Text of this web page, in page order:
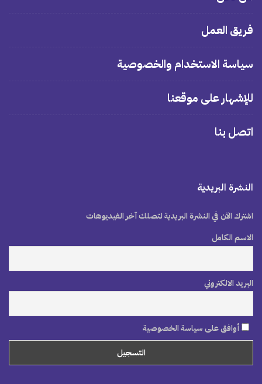
فريق العمل
سياسة الاستخدام والخصوصية
للإشهار على موقعنا
اتصل بنا
النشرة البريدية
اشترك الآن في النشرة البريدية لتصلك آخر الفيديوهات
الاسم الكامل
البريد الالكتروني
أوافق على سياسة الخصوصية